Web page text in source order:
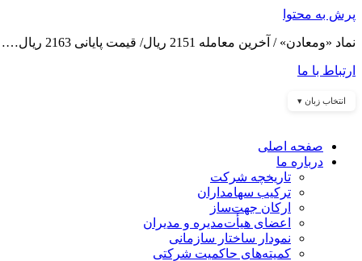
پرش به محتوا
نماد «ومعادن» / آخرین معامله 2151 ریال/ قیمت پایانی 2163 ریال……
ارتباط با ما
انتخاب زبان ▾
صفحه اصلی
درباره ما
تاریخچه شرکت
ترکیب سهامداران
ارکان جهت‌ساز
اعضای هیأت‌مدیره و مدیران
نمودار ساختار سازمانی
کمیته‌های حاکمیت شرکتی